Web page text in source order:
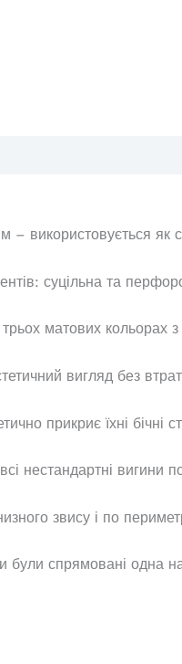
– використовується
суцільна та
матових кольорах
вигляд без
прикриє їхні бічні
нестандартні вигини
звису і по
були спрямовані одна